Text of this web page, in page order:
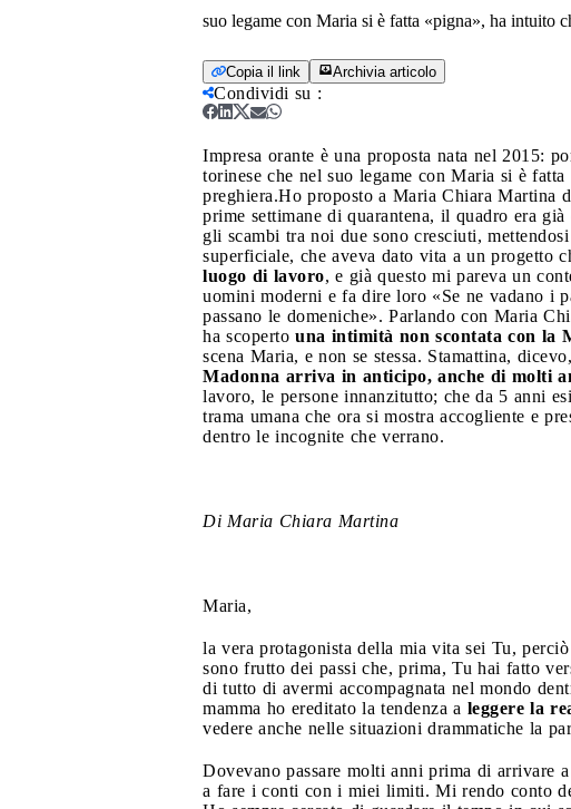
suo legame con Maria si è fatta «pigna», ha intuito
Copia il link Archivia articolo
Condividi su :
Impresa orante è una proposta nata nel 2015:
torinese che nel suo legame con Maria si è
preghiera.Ho proposto a Maria Chiara Martina
prime settimane di quarantena, il quadro era
gli scambi tra noi due sono cresciuti,
superficiale, che aveva dato vita a un progetto
luogo di lavoro, e già questo mi pareva un
uomini moderni e fa dire loro «Se ne vadano i
passano le domeniche». Parlando con Maria
ha scoperto una intimità non scontata con la
scena Maria, e non se stessa. Stamattina,
Madonna arriva in anticipo, anche di molti
lavoro, le persone innanzitutto; che da 5 anni
trama umana che ora si mostra accogliente e
dentro le incognite che verrano.
Di Maria Chiara Martina
Maria,
la vera protagonista della mia vita sei Tu,
sono frutto dei passi che, prima, Tu hai fatto
di tutto di avermi accompagnata nel mondo
mamma ho ereditato la tendenza a leggere la
vedere anche nelle situazioni drammatiche la
Dovevano passare molti anni prima di arrivare
a fare i conti con i miei limiti. Mi rendo conto